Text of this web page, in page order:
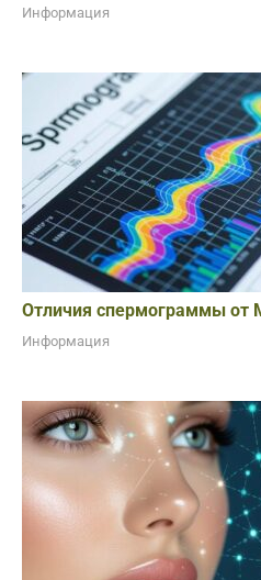
Информация
Отличия спермограммы от
Информация